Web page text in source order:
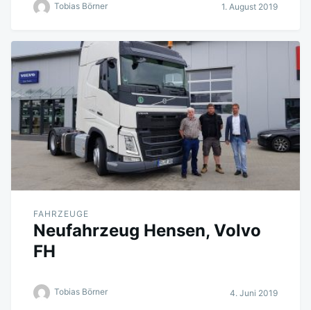
Tobias Börner 1. August 2019
FAHRZEUGE
Neufahrzeug Hensen, Volvo
FH
Tobias Börner 4. Juni 2019